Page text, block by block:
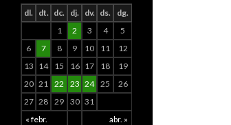
dl. dt. dc. dj. dv. ds. dg.
« febr. abr. »
1 2 3 4
5
6
7 8 9 10 11
12
13 14 15 16 17 18
19
20 21 22 23 24 25
26
27 28 29 30 31